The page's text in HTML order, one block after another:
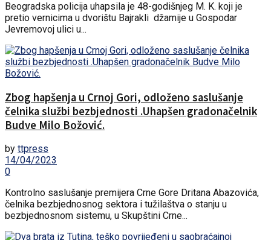
Beogradska policija uhapsila je 48-godišnjeg M. K. koji je
pretio vernicima u dvorištu Bajrakli džamije u Gospodar
Jevremovoj ulici u...
Zbog hapšenja u Crnoj Gori, odloženo saslušanje
čelnika službi bezbjednosti .Uhapšen gradonačelnik
Budve Milo Božović.
by ttpress
14/04/2023
0
Kontrolno saslušanje premijera Crne Gore Dritana Abazovića,
čelnika bezbjednosnog sektora i tužilaštva o stanju u
bezbjednosnom sistemu, u Skupštini Crne...